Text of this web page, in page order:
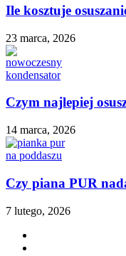
Ile kosztuje
23 marca, 2026
Czym najlepiej
14 marca, 2026
Czy piana PUR
7 lutego, 2026